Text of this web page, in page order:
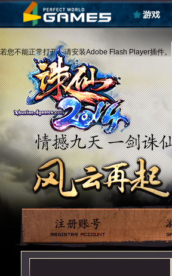
若您不能正常打开，请安装Adobe Flash Player插件。